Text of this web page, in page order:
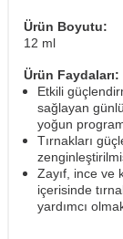
Ürün Boyutu:
12 ml
Ürün Faydaları:
Etkili
sağlayan
yoğun
Tırnakları
Zayıf, ince ve
içerisinde
yardımcı